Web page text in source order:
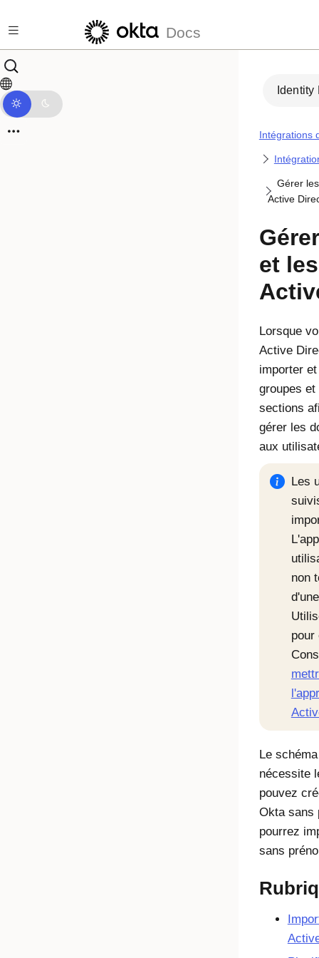
Docs
Identity
Intégrations
Gérer
Active
et
Lorsque
Active
importer
groupes
sections
gérer les
aux
Les
non
pour
Le
nécessite
pouvez
Oktasans
pourrez
sans